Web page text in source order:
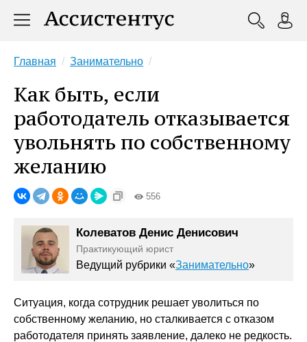
Главная Занимательно
Как быть, если
работодатель отказывается
увольнять по собственному
желанию
556
Колеватов Денис Денисович
Практикующий юрист
Ведущий рубрики «Занимательно»
Ситуация, когда сотрудник решает уволиться по
собственному желанию, но сталкивается с отказом
работодателя принять заявление, далеко не редкость.